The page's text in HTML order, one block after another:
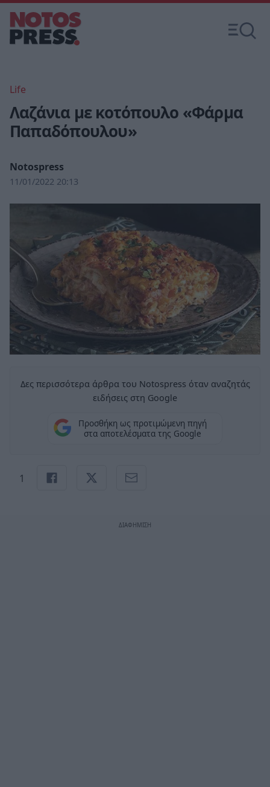
Life
Λαζάνια με κοτόπουλο «Φάρμα
Παπαδόπουλου»
Notospress
11/01/2022 20:13
Δες περισσότερα άρθρα του Notospress όταν αναζητάς
ειδήσεις στη Google
Προσθήκη ως προτιμώμενη πηγή
στα αποτελέσματα της Google
1